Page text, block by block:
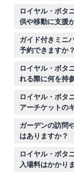
ガーデンは毎
最終入場は午後
時から午後4時
休園です（変更
認ください）。
ロイヤル・ボタ
供や移動に支援
はい、ガーデン
で、0〜4歳の
す。補助犬の同
ガイド付きミニ
予約できますか？
はい、このウ
スツアーのチケ
にはガーデン入
ロイヤル・ボタ
れる際に何を持
歩きやすい履
品、そしてオン
推奨します。ツ
ください。
ロイヤル・ボタ
アーチケットの
チケットは返金
約の日時にご利
ガーデンの訪問
はありますか？
ツアーは5歳以
最近手術を受け
さな幼児の参加
ロイヤル・ボタ
入場料はかかり